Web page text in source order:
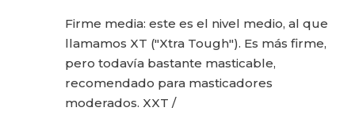
Firme media: este es el nivel medio, al que
llamamos XT ("Xtra Tough"). Es más firme,
pero todavía bastante masticable,
recomendado para masticadores
moderados. XXT /